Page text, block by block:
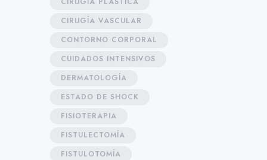
CIRUGÍA VASCULAR
CONTORNO CORPORAL
CUIDADOS INTENSIVOS
DERMATOLOGÍA
ESTADO DE SHOCK
FISIOTERAPIA
FISTULECTOMÍA
FISTULOTOMÍA